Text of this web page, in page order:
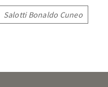
Salotti Bonaldo Cuneo